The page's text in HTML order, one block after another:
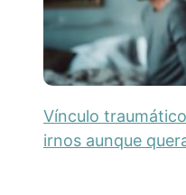
Vínculo
irnos aunque